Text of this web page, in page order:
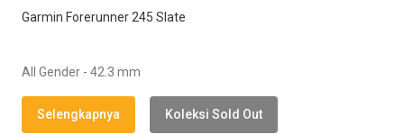
Garmin Forerunner 245 Slate
All Gender - 42.3 mm
Selengkapnya Koleksi Sold Out